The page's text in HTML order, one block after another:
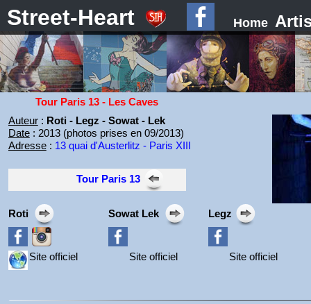
Street-Heart Home
Tour Paris 13 - Les Caves
Auteur: Roti - Legz - Sowat - Lek
Date: 2013 (photos prises en 09/2013)
Adresse: 13 quai d'Austerlitz - Paris XIII
Tour Paris 13
Roti
Site officiel
Sowat Lek
Site officiel
Legz
Site officiel